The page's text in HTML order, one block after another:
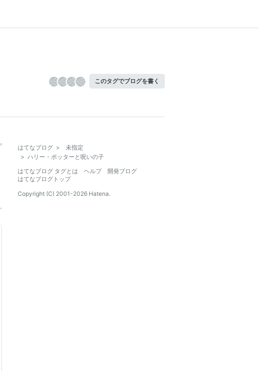
このタグでブログを書く
はてなブログ >
未指定
> ハリー・ポッターと呪いの子
はてなブログ タグとは
ヘルプ
開発ブログ
はてなブログトップ
Copyright (C) 2001-2026 Hatena.